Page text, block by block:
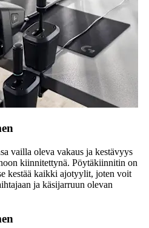
vailla oleva vakaus ja kestävyys
kiinnitettynä. Pöytäkiinnitin on
kestää kaikki ajotyylit, joten voit
ja käsijarruun olevan